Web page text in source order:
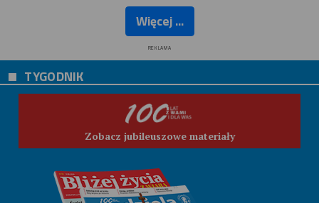
Więcej ...
REKLAMA
TYGODNIK
Zobacz jubileuszowe materiały